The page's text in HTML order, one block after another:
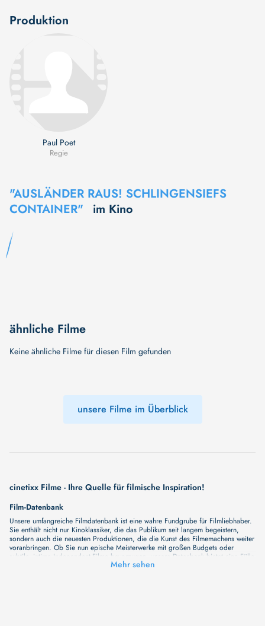
Produktion
Paul Poet
Regie
"AUSLÄNDER RAUS! SCHLINGENSIEFS
CONTAINER"
im Kino
ähnliche Filme
Keine ähnliche Filme für diesen Film gefunden
unsere Filme im Überblick
cinetixx Filme - Ihre Quelle für filmische Inspiration!
Film-Datenbank
Unsere umfangreiche Filmdatenbank ist eine wahre Fundgrube für Filmliebhaber.
Sie enthält nicht nur Kinoklassiker, die das Publikum seit langem begeistern,
sondern auch die neuesten Produktionen, die die Kunst des Filmemachens weiter
voranbringen. Ob Sie nun epische Meisterwerke mit großen Budgets oder
subtile, intime Independent-Filme bevorzugen, unsere Datenbank bietet eine Fülle
von Inhalten, die Ihr Herz und Ihren Geist berühren werden. Beim Durchstöbern
Mehr sehen